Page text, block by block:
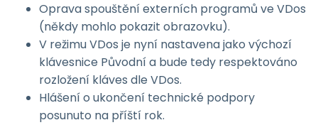
Oprava spouštění externích programů ve VDos
(někdy mohlo pokazit obrazovku).
V režimu VDos je nyní nastavena jako výchozí
klávesnice Původní a bude tedy respektováno
rozložení kláves dle VDos.
Hlášení o ukončení technické podpory
posunuto na příští rok.